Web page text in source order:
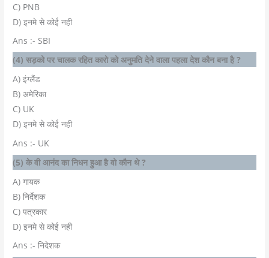
C) PNB
D) इनमे से कोई नही
Ans :- SBI
(4) सड़को पर चालक रहित कारो को अनुमति देने वाला पहला देश कौन बना है ?
A) इंग्लैंड
B) अमेरिका
C) UK
D) इनमे से कोई नही
Ans :- UK
(5) के वी आनंद का निधन हुआ है वो कौन थे ?
A) गायक
B) निर्देशक
C) पत्रकार
D) इनमे से कोई नही
Ans :- निदेशक